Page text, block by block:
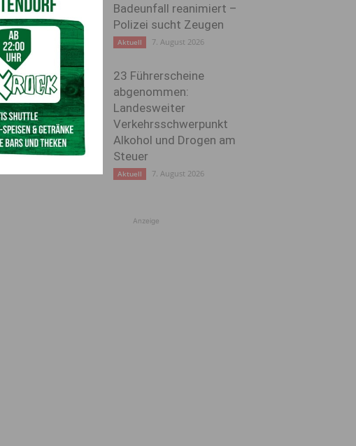
Badeunfall reanimiert –
Polizei sucht Zeugen
Aktuell 7. August 2026
23 Führerscheine
abgenommen:
Landesweiter
Verkehrsschwerpunkt
Alkohol und Drogen am
Steuer
Aktuell 7. August 2026
Anzeige